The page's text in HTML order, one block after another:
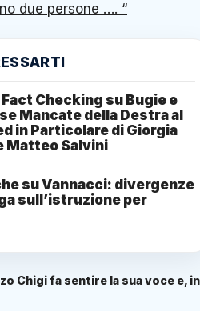
due persone …. “
Fact Checking su Bugie e
Mancate della Destra al
in Particolare di Giorgia
Matteo Salvini
su Vannacci: divergenze
sull’istruzione per
Chigi fa sentire la sua voce e, in